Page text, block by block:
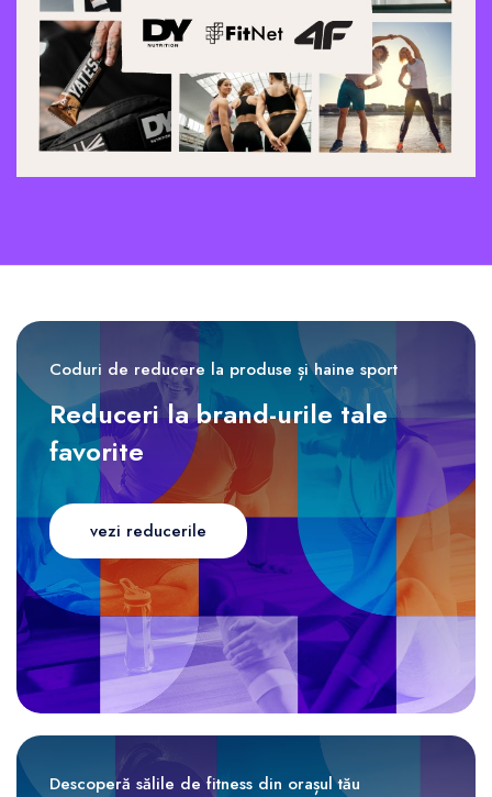
Coduri de reducere la produse și haine sport
Reduceri la brand-urile tale
favorite
vezi reducerile
Descoperă sălile de fitness din orașul tău